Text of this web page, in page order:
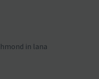
in lana